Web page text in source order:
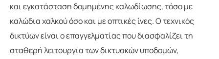
και εγκατάσταση δομημένης καλωδίωσης, τόσο με
καλώδια χαλκού όσο και με οπτικές ίνες. Ο τεχνικός
δικτύων είναι ο επαγγελματίας που διασφαλίζει τη
σταθερή λειτουργία των δικτυακών υποδομών,